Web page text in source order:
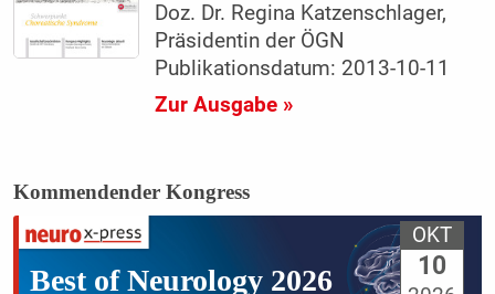
Doz. Dr. Regina Katzenschlager,
Präsidentin der ÖGN
Publikationsdatum: 2013-10-11
Zur Ausgabe »
Kommendender Kongress
Best of Neurology 2026
OKT
10